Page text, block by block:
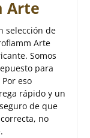
Arte
selección de
Arte
Somos
para
eso
rápido y un
de que
no